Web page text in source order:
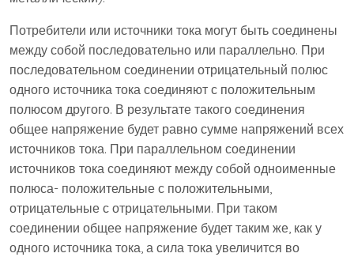
Потребители или источники тока могут быть соединены
между собой последовательно или параллельно. При
последовательном соединении отрицательный полюс
одного источника тока соединяют с положительным
полюсом другого. В результате такого соединения
общее напряжение будет равно сумме напряжений всех
источников тока. При параллельном соединении
источников тока соединяют между собой одноименные
полюса- положительные с положительными,
отрицательные с отрицательными. При таком
соединении общее напряжение будет таким же, как у
одного источника тока, а сила тока увеличится во